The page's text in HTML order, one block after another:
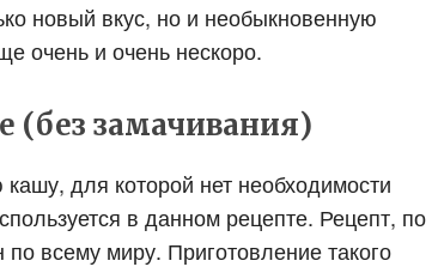
новый вкус, но и необыкновенную
очень и очень нескоро.
(без замачивания)
для которой нет необходимости
в данном рецепте. Рецепт, по
по всему миру. Приготовление такого